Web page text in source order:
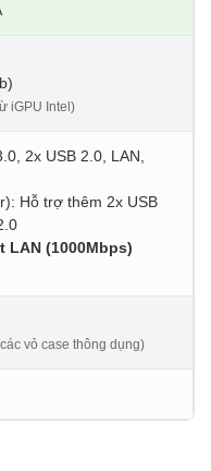
iGPU Intel)
2x USB 2.0, LAN,
Hỗ trợ thêm 2x USB
LAN (1000Mbps)
vỏ case thông dụng)